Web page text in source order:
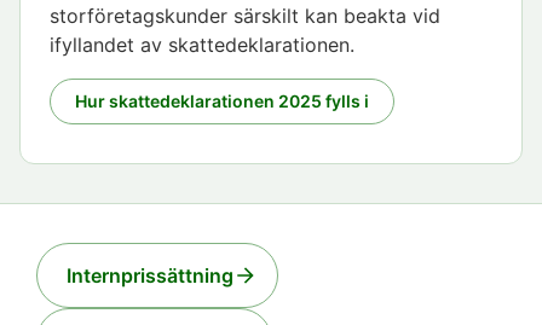
storföretagskunder särskilt kan beakta vid
ifyllandet av skattedeklarationen.
Hur skattedeklarationen 2025 fylls i
Internprissättning